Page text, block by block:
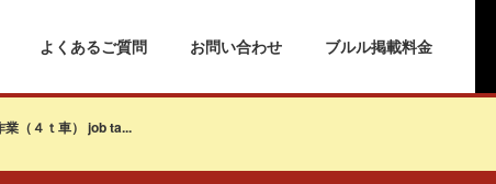
よくあるご質問 お問い合わせ ブルル掲載料金
業（４ｔ車） job ta...